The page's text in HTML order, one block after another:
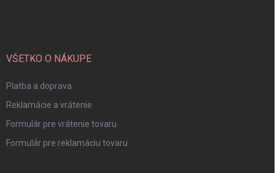
VŠETKO O NÁKUPE
Platba a doprava
Reklamácie a vrátenie
Formulár pre vrátenie tovaru
Formulár pre reklamáciu tovaru